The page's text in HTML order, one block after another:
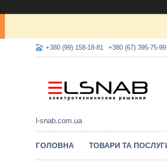
+380 (99) 158-18-81 +380 (67) 395-75-99
l-snab.com.ua
ГОЛОВНА ТОВАРИ ТА